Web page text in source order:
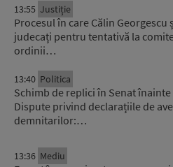
13:55 Justiție
Procesul în care Călin
judecați pentru tentativă la
ordinii…
13:40 Politica
Schimb de replici în Senat
Dispute privind declarațiile de
demnitarilor:…
13:36 Mediu